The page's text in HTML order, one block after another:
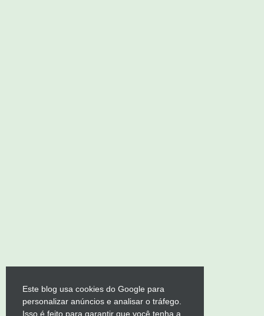
Este blog usa cookies do Google para
personalizar anúncios e analisar o tráfego.
Isso é feito para garantir que você tenha a